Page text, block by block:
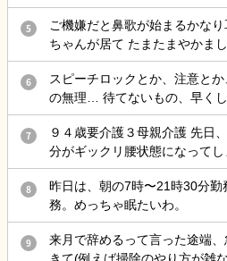
見を伺いたく投稿します。 母は認知症があり、介護施
設に入所していました。 ある日の明け方、母が一人で
施設を離設し、雨の中で転倒
た。 手術は無事に終わりましたが、この事故をきっか
けに歩行ができなくなり、病
たとのお話がありました。ま
説明を受けました。 施設からは「治療費は負担しま
す」と説明を受けていますが
てはまだ話し合っていません。 そこで、介護施設で勤
務されている方や施設運営に携
したいです。 ・このような事故が起きた場合、一般的
にはどのような対応や補償が
しょうか。 ・施設側が加入し
5
ご機嫌だと鼻歌が始まるかな
ちゃんが居て たまたまやかま
た時に 鼻歌から一気に不穏 「
わ」 と不機嫌で低く大きな声
を堪えられない。
6
スピーチロックとか、注意と
の無理… 待てないもの、早くしてとか言われて、 転倒
しそうになるとか危険行為し
もの、 病気だから、認知症だからで許されて、 記録残
しても『仕方ないよね、割り
る 何でもかんでも虐待って言わないで… どうしろって
言うのよ…もう疲れた… 責任感強すぎって上司に言わ
れた 仕方ないじゃん 事故した
7
９４歳要介護３母親介護 先日、朝起きようとしたら自
分がギックリ腰状態になってし
く接骨院で治療してもらった
になるのに、全く治らないまま
出たら、クラクラし汗が尋常じ
骨院に戻って休すませてもら
ら来た腰痛と分かり、水や経
8
昨日は、朝の7時〜21時30分勤
務。めっちゃ眠たいわ。
9
来月で辞めるって言った途端
きて(例えば掃除のやり方が雑